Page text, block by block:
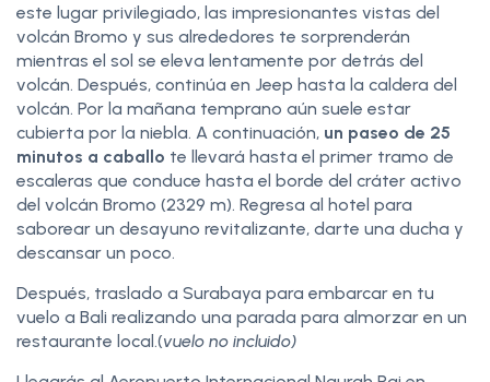
este lugar privilegiado, las impresionantes vistas del
volcán Bromo y sus alrededores te sorprenderán
mientras el sol se eleva lentamente por detrás del
volcán. Después, continúa en Jeep hasta la caldera del
volcán. Por la mañana temprano aún suele estar
cubierta por la niebla. A continuación, un paseo de 25
minutos a caballo te llevará hasta el primer tramo de
escaleras que conduce hasta el borde del cráter activo
del volcán Bromo (2329 m). Regresa al hotel para
saborear un desayuno revitalizante, darte una ducha y
descansar un poco.
Después, traslado a Surabaya para embarcar en tu
vuelo a Bali realizando una parada para almorzar en un
restaurante local.(vuelo no incluido)